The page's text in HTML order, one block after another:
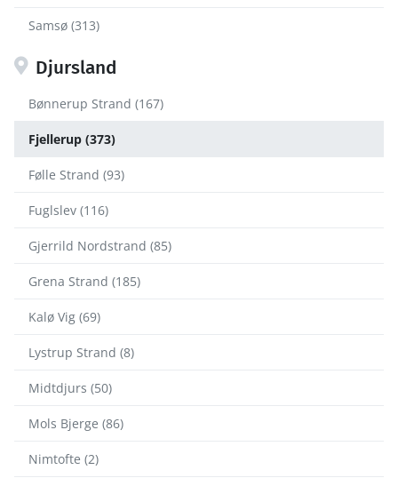
Samsø (313)
Djursland
Bønnerup Strand (167)
Fjellerup (373)
Følle Strand (93)
Fuglslev (116)
Gjerrild Nordstrand (85)
Grena Strand (185)
Kalø Vig (69)
Lystrup Strand (8)
Midtdjurs (50)
Mols Bjerge (86)
Nimtofte (2)